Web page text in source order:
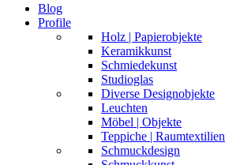
Blog
Profile
Holz | Papierobjekte
Keramikkunst
Schmiedekunst
Studioglas
Diverse Designobjekte
Leuchten
Möbel | Objekte
Teppiche | Raumtextilien
Schmuckdesign